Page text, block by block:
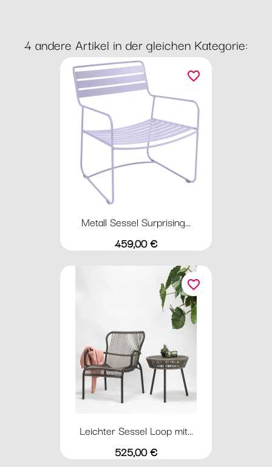
4 andere Artikel in der gleichen Kategorie:
Metall Sessel Surprising...
Preis
459,00 €
favorite_border
Leichter Sessel Loop mit...
Preis
525,00 €
favorite_border